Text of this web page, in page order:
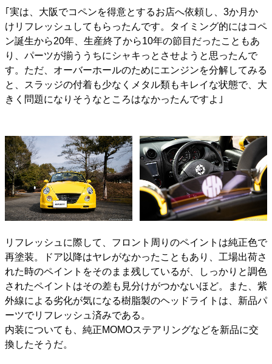
｢実は、大阪でコペンを得意とするお店へ依頼し、3か月か
けリフレッシュしてもらったんです。タイミング的にはコペ
ン誕生から20年、生産終了から10年の節目だったこともあ
り、パーツが揃ううちにシャキっとさせようと思ったんで
す。ただ、オーバーホールのためにエンジンを分解してみる
と、スラッジの付着も少なくメタル類もキレイな状態で、大
きく問題になりそうなところはなかったんですよ｣
リフレッシュに際して、フロント周りのペイントは純正色で
再塗装。ドア以降はヤレがなかったこともあり、工場出荷さ
れた時のペイントをそのまま残しているが、しっかりと調色
されたペイントはその差も見分けがつかないほど。また、紫
外線による劣化が気になる樹脂製のヘッドライトは、新品パ
ーツでリフレッシュ済みである。
内装についても、純正MOMOステアリングなどを新品に交
換したそうだ。